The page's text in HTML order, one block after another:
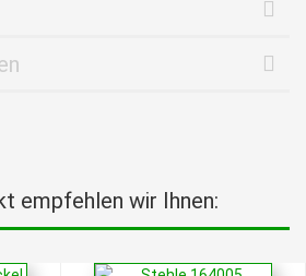
empfehlen wir Ihnen: